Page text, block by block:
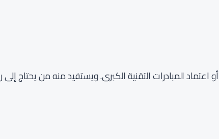
أو اعتماد المبادرات التقنية الكبرى. ويستفيد منه من يحتاج إلى